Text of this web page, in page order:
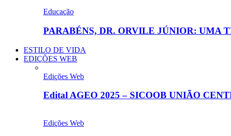
Educação
PARABÉNS, DR. ORVILE JÚNIOR: UMA
ESTILO DE VIDA
EDIÇÕES WEB
Edições Web
Edital AGEO 2025 – SICOOB UNIÃO
Edições Web